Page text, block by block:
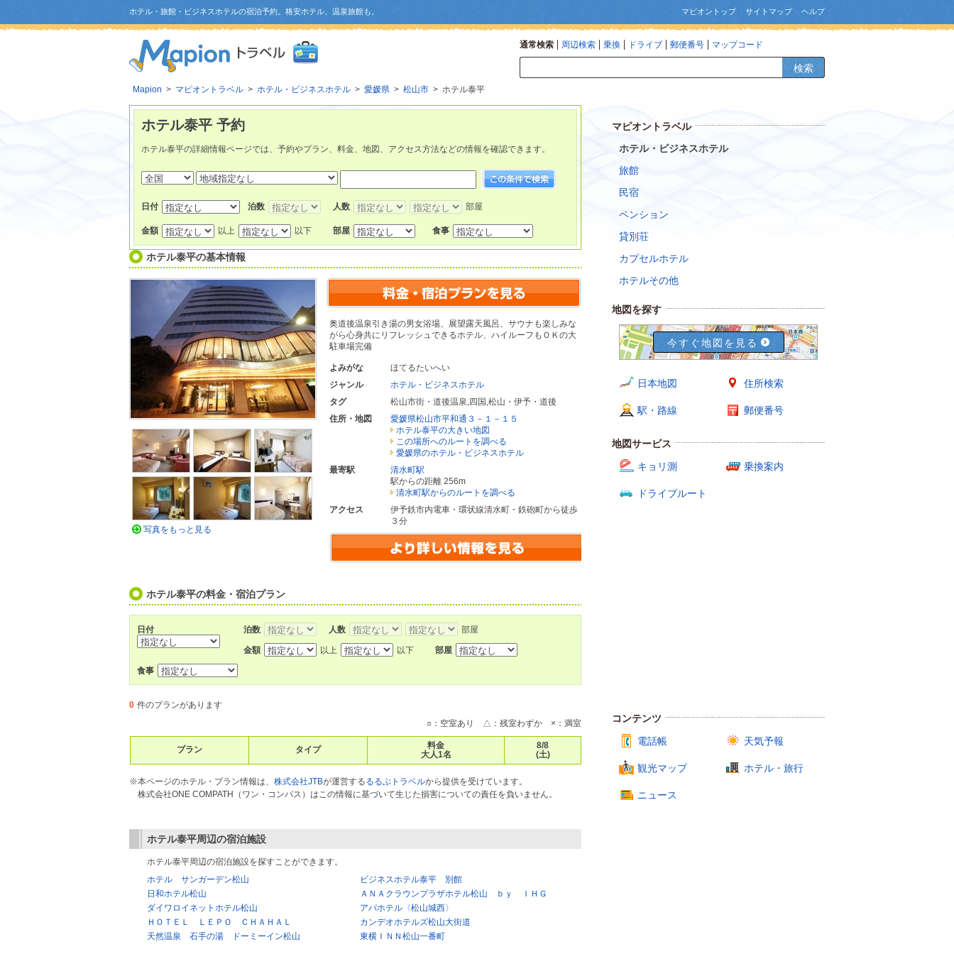
マピオントップ サイトマップ ヘルプ
ホテル・旅館・ビジネスホテルの宿泊予約。格安ホテル、温泉旅館も。
通常検索 周辺検索 乗換 ドライブ 郵便番号 マップコード
検索
Mapion > マピオントラベル > ホテル・ビジネスホテル > 愛媛県 > 松山市 > ホテル泰平
ホテル泰平 予約
ホテル泰平の詳細情報ページでは、予約やプラン、料金、地図、アクセス方法などの情報を確認できます。
日付 泊数 人数 部屋
金額 以上 以下 部屋 食事
ホテル泰平の基本情報
奥道後温泉引き湯の男女浴場、展望露天風呂、サウナも楽しみな
がら心身共にリフレッシュできるホテル、ハイルーフもＯＫの大
駐車場完備
よみがな
ほてるたいへい
ジャンル
ホテル・ビジネスホテル
タグ
松山市街・道後温泉,四国 ,松山・伊予・道後
住所・地図
愛媛県松山市平和通３－１－１５
ホテル泰平の大きい地図
この場所へのルートを調べる
愛媛県のホテル・ビジネスホテル
最寄駅
清水町駅
駅からの距離 256m
清水町駅からのルートを調べる
アクセス
伊予鉄市内電車・環状線清水町・鉄砲町から徒歩
３分
写真をもっと見る
ホテル泰平の料金・宿泊プラン
日付 泊数 人数 部屋
金額 以上 以下 部屋
食事
0 件のプランがあります
○：空室あり △：残室わずか ×：満室
プラン タイプ
料金
大人1名
8/8
(土)
※本ページのホテル・プラン情報は、 株式会社JTBが運営するるるぶトラベルから提供を受けています。
株式会社ONE COMPATH（ワン・コンパス）はこの情報に基づいて生じた損害についての責任を負いません。
ホテル泰平周辺の宿泊施設
ホテル泰平周辺の宿泊施設を探すことができます。
ホテル サンガーデン松山
ビジネスホテル泰平 別館
日和ホテル松山
ＡＮＡクラウンプラザホテル松山 ｂｙ ＩＨＧ
ダイワロイネットホテル松山
アパホテル〈松山城西〉
ＨＯＴＥＬ ＬＥＰＯ ＣＨＡＨＡＬ
カンデオホテルズ松山大街道
天然温泉 石手の湯 ドーミーイン松山
東横ＩＮＮ松山一番町
マピオントラベル
ホテル・ビジネスホテル
旅館
民宿
ペンション
貸別荘
カプセルホテル
ホテルその他
地図を探す
今すぐ地図を見る
日本地図 住所検索
駅・路線 郵便番号
地図サービス
キョリ測
乗換案内
ドライブルート
コンテンツ
電話帳
天気予報
観光マップ ホテル・旅行
ニュース